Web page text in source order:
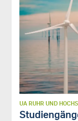
UA RUHR UND